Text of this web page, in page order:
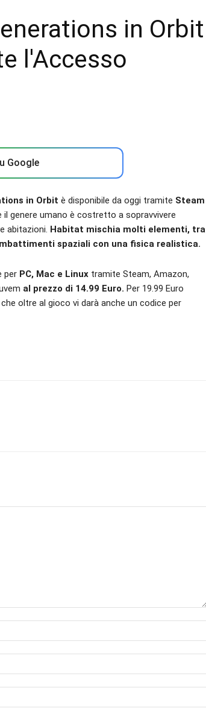
in Orbit
l'Accesso
Google
in Orbit è disponibile da oggi tramite Steam
il genere umano è costretto a sopravvivere
abitazioni. Habitat mischia molti elementi, tra
spaziali con una fisica realistica.
per PC, Mac e Linux tramite Steam, Amazon,
al prezzo di 14.99 Euro. Per 19.99 Euro
che oltre al gioco vi darà anche un codice per